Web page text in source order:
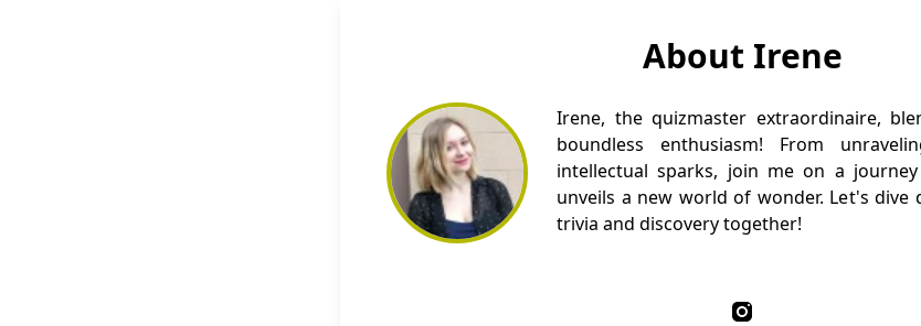
About Irene
Irene, the quizmaster extraordinaire,
boundless enthusiasm! From
intellectual sparks, join me on a
unveils a new world of wonder. Let's
trivia and discovery together!